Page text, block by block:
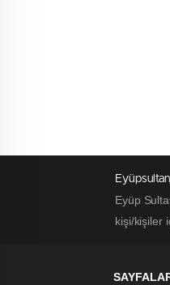
Eyüpsultan
Eyüp
kişi/kişiler